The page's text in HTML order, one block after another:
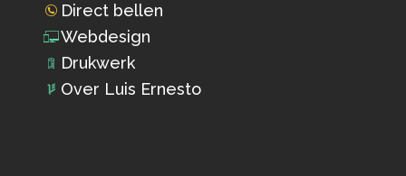
Direct bellen
Webdesign
Drukwerk
Over Luis Ernesto